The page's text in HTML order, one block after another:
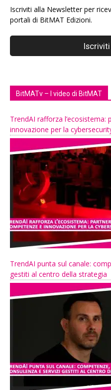
Iscriviti alla Newsletter per
portali di BitMAT Edizioni.
BitMATv – I video di BitMAT
TrendAI rafforza
innovazione per la
TrendAI punta sul canale:
gestiti al centro della strategia